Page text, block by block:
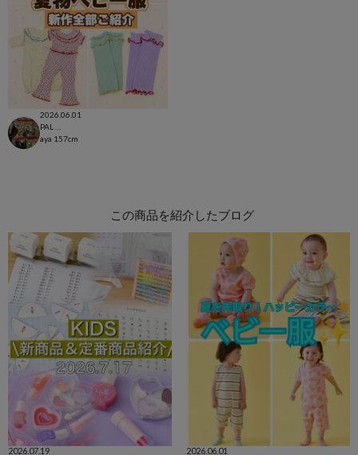
2026.06.01
aya 157cm
この商品を紹介したブログ
2026.07.19 2026.06.01